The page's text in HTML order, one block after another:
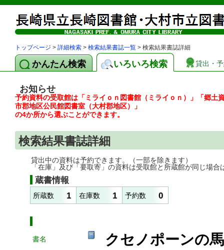
トップページ > 詳細検索 > 検索結果書誌一覧 > 検索結果書誌詳細
かんたん検索 いろいろ検索 貸出・
お知らせ
予約資料の受取館は「ミライｏｎ図書館（ミライｏｎ）」「郷
市郡地区公民館図書室（大村郡地区）」
の4か所から選ぶことができます。
検索結果書誌詳細
貸出中の資料は予約できます。（一部を除きます）
「在庫」及び「要取寄」の資料は受取館と所蔵館が同じ場合
蔵書情報
所蔵数 1 在庫数 1 予約数 0
書名 クセノポーンの